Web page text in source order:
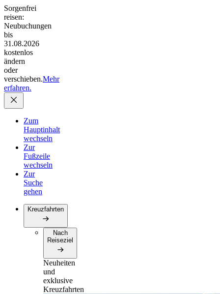
Sorgenfrei
reisen:
Neubuchungen
bis
31.08.2026
kostenlos
ändern
oder
verschieben.Mehr
erfahren.
Zum
Hauptinhalt
wechseln
Zur
Fußzeile
wechseln
Zur
Suche
gehen
Kreuzfahrten
Nach
Reiseziel
Neuheiten
und
exklusive
Kreuzfahrten